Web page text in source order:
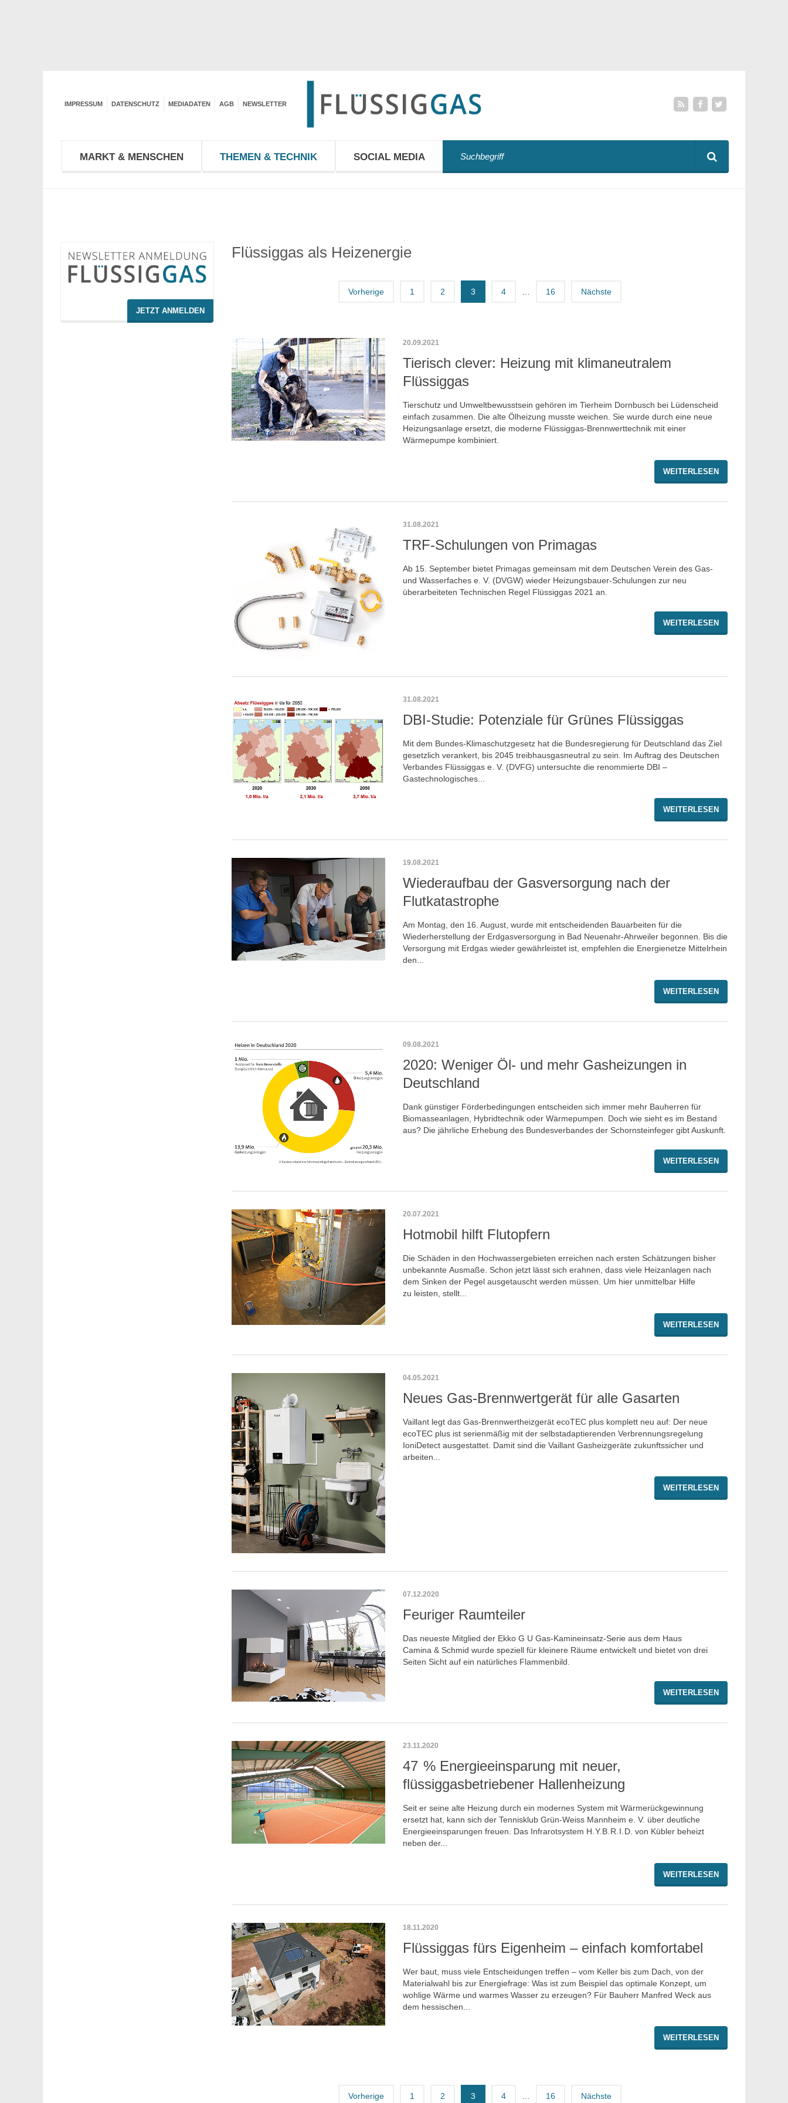
MARKT & MENSCHEN THEMEN & TECHNIK SOCIAL MEDIA
IMPRESSUM DATENSCHUTZ MEDIADATEN AGB NEWSLETTER
Flüssiggas als Heizenergie
Vorherige 1 2 3 4 16 Nächste
20.09.2021
Tierisch clever: Heizung mit klimaneutralem
Flüssiggas
Tierschutz und Umweltbewusstsein gehören im Tierheim Dornbusch bei Lüdenscheid
einfach zusammen. Die alte Ölheizung musste weichen. Sie wurde durch eine neue
Heizungsanlage ersetzt, die moderne Flüssiggas-Brennwerttechnik mit einer
Wärmepumpe kombiniert.
WEITERLESEN
31.08.2021
TRF-Schulungen von Primagas
Ab 15. September bietet Primagas gemeinsam mit dem Deutschen Verein des Gas-
und Wasserfaches e. V. (DVGW) wieder Heizungsbauer-Schulungen zur neu
überarbeiteten Technischen Regel Flüssiggas 2021 an.
WEITERLESEN
31.08.2021
DBI-Studie: Potenziale für Grünes Flüssiggas
Mit dem Bundes-Klimaschutzgesetz hat die Bundesregierung für Deutschland das Ziel
gesetzlich verankert, bis 2045 treibhausgasneutral zu sein. Im Auftrag des Deutschen
Verbandes Flüssiggas e. V. (DVFG) untersuchte die renommierte DBI –
Gastechnologisches...
WEITERLESEN
19.08.2021
Wiederaufbau der Gasversorgung nach der
Flutkatastrophe
Am Montag, den 16. August, wurde mit entscheidenden Bauarbeiten für die
Wiederherstellung der Erdgasversorgung in Bad Neuenahr-Ahrweiler begonnen. Bis die
Versorgung mit Erdgas wieder gewährleistet ist, empfehlen die Energienetze Mittelrhein
den...
WEITERLESEN
09.08.2021
2020: Weniger Öl- und mehr Gasheizungen in
Deutschland
Dank günstiger Förderbedingungen entscheiden sich immer mehr Bauherren für
Biomasseanlagen, Hybridtechnik oder Wärmepumpen. Doch wie sieht es im Bestand
aus? Die jährliche Erhebung des Bundesverbandes der Schornsteinfeger gibt Auskunft.
WEITERLESEN
20.07.2021
Hotmobil hilft Flutopfern
Die Schäden in den Hochwassergebieten erreichen nach ersten Schätzungen bisher
unbekannte Ausmaße. Schon jetzt lässt sich erahnen, dass viele Heizanlagen nach
dem Sinken der Pegel ausgetauscht werden müssen. Um hier unmittelbar Hilfe
zu leisten, stellt...
WEITERLESEN
04.05.2021
Neues Gas-Brennwertgerät für alle Gasarten
Vaillant legt das Gas-Brennwertheizgerät ecoTEC plus komplett neu auf: Der neue
ecoTEC plus ist serienmäßig mit der selbstadaptierenden Verbrennungsregelung
IoniDetect ausgestattet. Damit sind die Vaillant Gasheizgeräte zukunftssicher und
arbeiten...
WEITERLESEN
07.12.2020
Feuriger Raumteiler
Das neueste Mitglied der Ekko G U Gas-Kamineinsatz-Serie aus dem Haus
Camina & Schmid wurde speziell für kleinere Räume entwickelt und bietet von drei
Seiten Sicht auf ein natürliches Flammenbild.
WEITERLESEN
23.11.2020
47 % Energieeinsparung mit neuer,
flüssiggasbetriebener Hallenheizung
Seit er seine alte Heizung durch ein modernes System mit Wärmerückgewinnung
ersetzt hat, kann sich der Tennisklub Grün-Weiss Mannheim e. V. über deutliche
Energieeinsparungen freuen. Das Infrarotsystem H. Y. B. R. I. D. von Kübler beheizt
neben der...
WEITERLESEN
18.11.2020
Flüssiggas fürs Eigenheim – einfach komfortabel
Wer baut, muss viele Entscheidungen treffen – vom Keller bis zum Dach, von der
Materialwahl bis zur Energiefrage: Was ist zum Beispiel das optimale Konzept, um
wohlige Wärme und warmes Wasser zu erzeugen? Für Bauherr Manfred Weck aus
dem hessischen...
WEITERLESEN
Vorherige 1 2 3 4 … 16 Nächste
JETZT ANMELDEN